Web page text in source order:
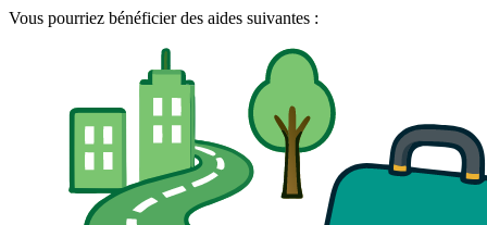
Vous pourriez bénéficier des aides suivantes :